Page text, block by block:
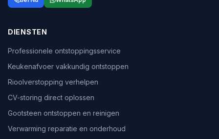
DIENSTEN
Professionele ontstoppingsservice
Keukenafvoer vakkundig ontstoppen
Rioolverstopping verhelpen
CV-storing direct oplossen
Gootsteen ontstoppen en reinigen
Verwarming reparatie en onderhoud